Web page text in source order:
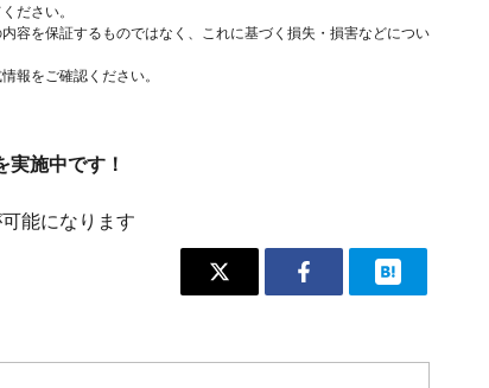
ださい。
容を保証するものではなく、これに基づく損失・損害などについ
報をご確認ください。
実施中です！
能になります